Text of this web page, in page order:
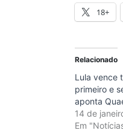
18+
Relacionado
Lula vence
primeiro e
aponta
14 de
Em